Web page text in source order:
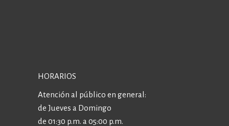
HORARIOS
Atención al público en general:
de Jueves a Domingo
de 01:30 p.m. a 05:00 p.m.